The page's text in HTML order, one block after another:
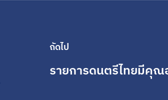
ถัดไป
รายการดนตรีไทยมีคุณ